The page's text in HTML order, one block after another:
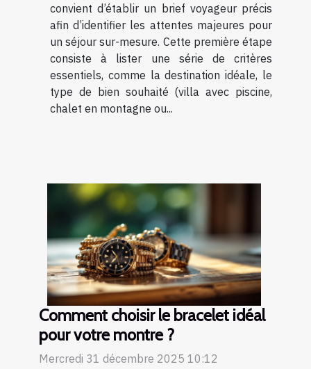
convient d’établir un brief voyageur précis
afin d’identifier les attentes majeures pour
un séjour sur-mesure. Cette première étape
consiste à lister une série de critères
essentiels, comme la destination idéale, le
type de bien souhaité (villa avec piscine,
chalet en montagne ou...
Comment choisir le bracelet idéal
pour votre montre ?
Mercredi 31 décembre 2025 10:12